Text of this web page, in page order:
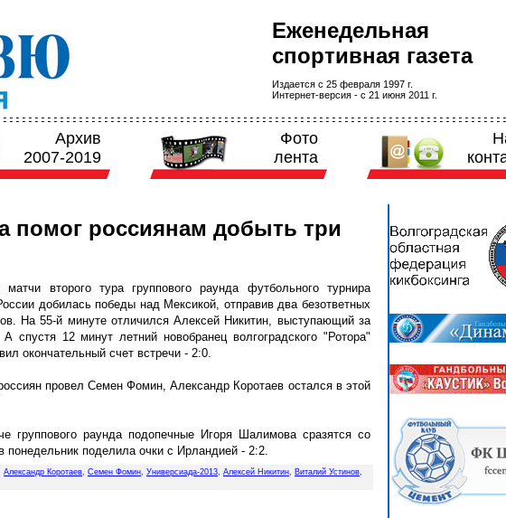
Еженедельная
спортивная газета
Издается с 25 февраля 1997 г.
Интернет-версия - с 21 июня 2011 г.
Архив
2007-2019
Фото
лента
помог россиянам добыть три
второго тура группового раунда футбольного турнира
добилась победы над Мексикой, отправив два безответных
На 55-й минуте отличился Алексей Никитин, выступающий за
спустя 12 минут летний новобранец волгоградского "Ротора"
окончательный счет встречи - 2:0.
провел Семен Фомин, Александр Коротаев остался в этой
группового раунда подопечные Игоря Шалимова сразятся со
понедельник поделила очки с Ирландией - 2:2.
Александр Коротаев, Семен Фомин, Универсиада-2013, Алексей Никитин, Виталий Устинов,